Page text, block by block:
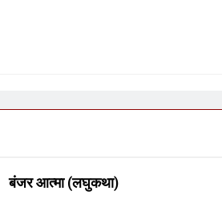
बंजर आत्मा (लघुकथा)